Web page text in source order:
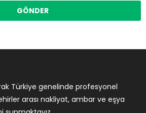
Türkiye genelinde profesyonel
arası nakliyat, ambar ve eşya